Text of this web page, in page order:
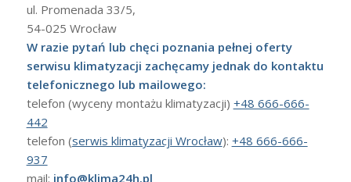
ul. Promenada 33/5,
54-025 Wrocław
W razie pytań lub chęci poznania pełnej oferty
serwisu klimatyzacji zachęcamy jednak do kontaktu
telefonicznego lub mailowego:
telefon (wyceny montażu klimatyzacji) +48 666-666-
442
telefon (serwis klimatyzacji Wrocław): +48 666-666-
937
mail: info@klima24h.pl